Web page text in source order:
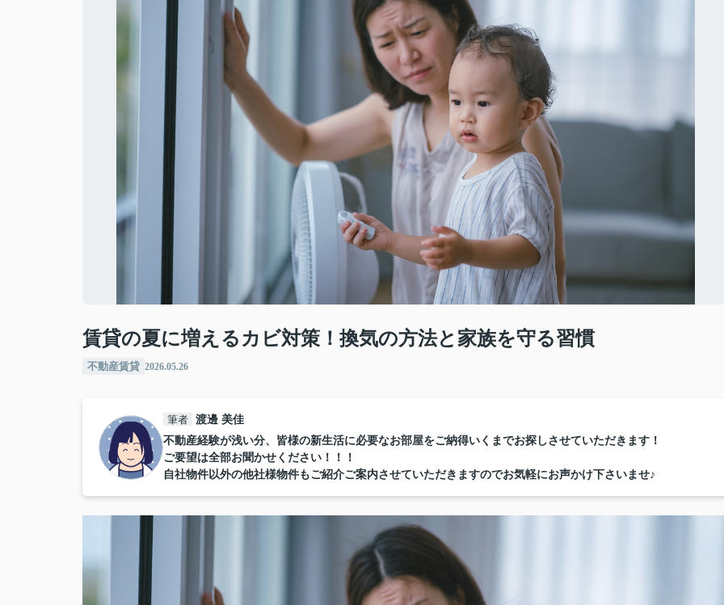
賃貸の夏に増えるカビ対策！換気の方法と家族を守る習慣
不動産賃貸 2026.05.26
筆者 渡邊 美佳
不動産経験が浅い分、皆様の新生活に必要なお部屋をご納得いくまでお探しさせていただきます！
ご要望は全部お聞かせください！！！
自社物件以外の他社様物件もご紹介ご案内させていただきますのでお気軽にお声かけ下さいませ♪